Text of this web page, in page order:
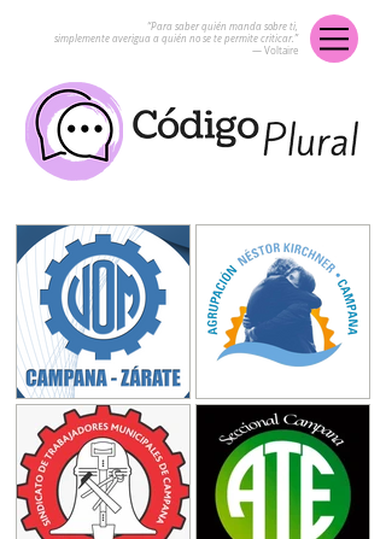
“Para saber quién manda sobre ti,
simplemente averigua a quién no se te permite criticar.”
― Voltaire